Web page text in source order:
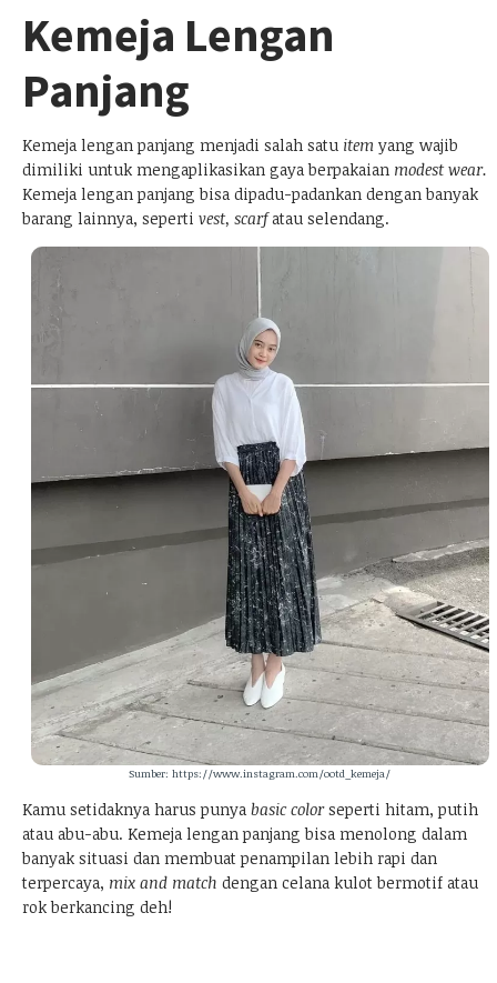
Kemeja Lengan
Panjang
Kemeja lengan panjang menjadi salah satu item yang wajib
dimiliki untuk mengaplikasikan gaya berpakaian modest wear.
Kemeja lengan panjang bisa dipadu-padankan dengan banyak
barang lainnya, seperti vest, scarfatau selendang.
Sumber: https://www.instagram.com/ootd_kemeja/
Kamu setidaknya harus punya basic colorseperti hitam, putih
atau abu-abu. Kemeja lengan panjang bisa menolong dalam
banyak situasi dan membuat penampilan lebih rapi dan
terpercaya, mix and match dengan celana kulot bermotif atau
rok berkancing deh!